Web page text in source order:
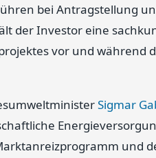
bei Antragstellung
der Investor eine
vor und während
Sigmar
und